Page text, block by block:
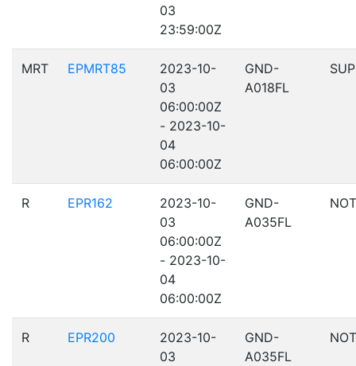
03
23:59:00Z
MRT EPMRT85
2023-10-
03
06:00:00Z
- 2023-10-
04
06:00:00Z
GND-
A018FL
R EPR162
2023-10-
03
06:00:00Z
- 2023-10-
04
06:00:00Z
GND-
A035FL
R EPR200
2023-10-
03
GND-
A035FL